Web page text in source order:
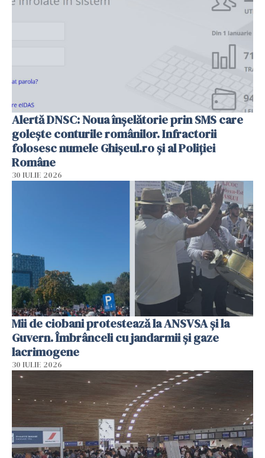
Alertă DNSC: Noua înșelătorie prin SMS care
golește conturile românilor. Infractorii
folosesc numele Ghișeul.ro și al Poliției
Române
30 IULIE 2026
Mii de ciobani protestează la ANSVSA și la
Guvern. Îmbrânceli cu jandarmii și gaze
lacrimogene
30 IULIE 2026